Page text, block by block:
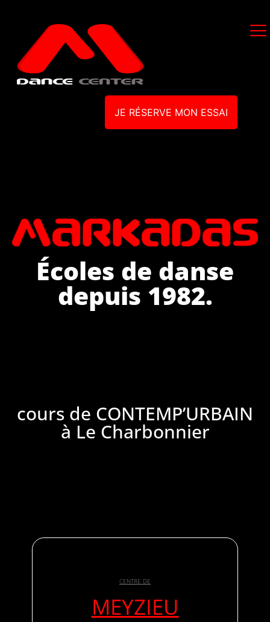
JE RÉSERVE MON ESSAI
Écoles de danse
depuis 1982.
cours de CONTEMP’URBAIN
à Le Charbonnier
CENTRE DE
MEYZIEU